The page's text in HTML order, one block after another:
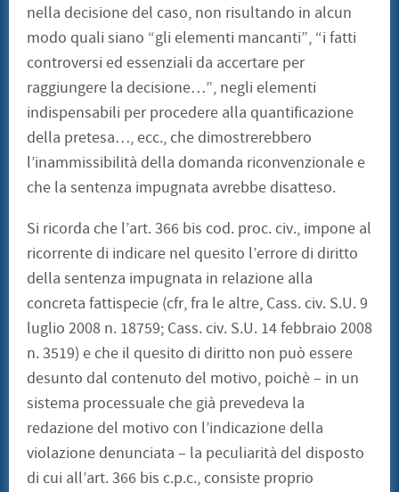
nella decisione del caso, non risultando in alcun
modo quali siano “gli elementi mancanti”, “i fatti
controversi ed essenziali da accertare per
raggiungere la decisione…”, negli elementi
indispensabili per procedere alla quantificazione
della pretesa…, ecc., che dimostrerebbero
l’inammissibilità della domanda riconvenzionale e
che la sentenza impugnata avrebbe disatteso.
Si ricorda che l’art. 366 bis cod. proc. civ., impone al
ricorrente di indicare nel quesito l’errore di diritto
della sentenza impugnata in relazione alla
concreta fattispecie (cfr, fra le altre, Cass. civ. S.U. 9
luglio 2008 n. 18759; Cass. civ. S.U. 14 febbraio 2008
n. 3519) e che il quesito di diritto non può essere
desunto dal contenuto del motivo, poichè – in un
sistema processuale che già prevedeva la
redazione del motivo con l’indicazione della
violazione denunciata – la peculiarità del disposto
di cui all’art. 366 bis c.p.c., consiste proprio